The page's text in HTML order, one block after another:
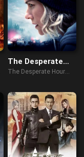
The Desperate
Hour
The Desperate Hour